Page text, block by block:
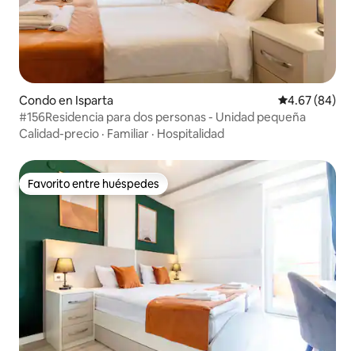
Condo en Isparta Calificación
4.67 (84)
#156Residencia para dos personas - Unidad pequeña
Calidad-precio · Familiar · Hospitalidad
Favorito entre huéspedes
Favorito entre huéspedes